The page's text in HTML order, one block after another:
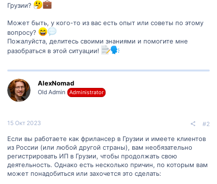
Грузии?
Может быть, у кого-то из вас есть опыт или советы по этому
вопросу?
Пожалуйста, делитесь своими знаниями и помогите мне
разобраться в этой ситуации!
AlexNomad
Old Admin Administrator
15 Окт 2023 #2
Если вы работаете как фрилансер в Грузии и имеете клиентов
из России (или любой другой страны), вам необязательно
регистрировать ИП в Грузии, чтобы продолжать свою
деятельность. Однако есть несколько причин, по которым вам
может понадобиться или захочется это сделать: